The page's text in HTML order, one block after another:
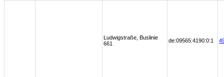
Ludwigstraße, Buslinie
661
de:09565:4190:0:1